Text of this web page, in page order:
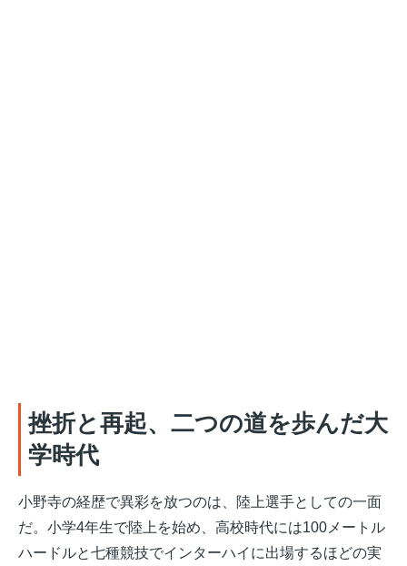
挫折と再起、二つの道を歩んだ大
学時代
小野寺の経歴で異彩を放つのは、陸上選手としての一面
だ。小学4年生で陸上を始め、高校時代には100メートル
ハードルと七種競技でインターハイに出場するほどの実